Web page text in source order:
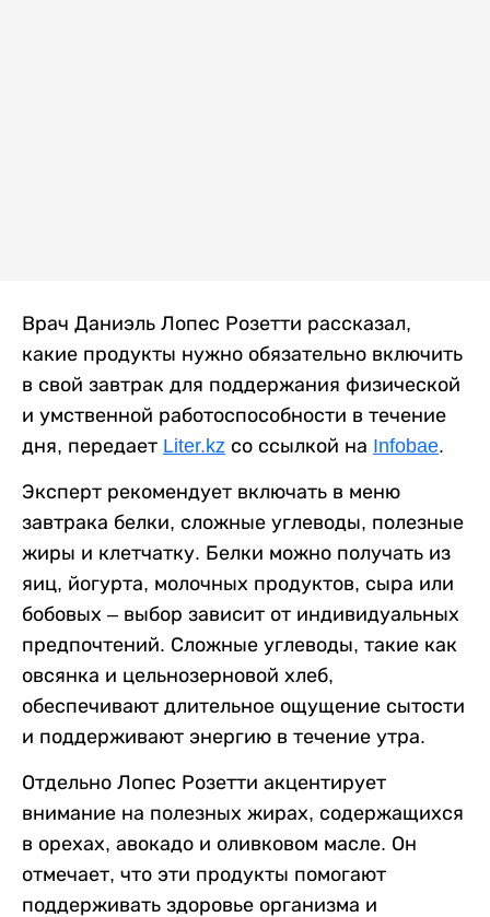
Врач Даниэль Лопес Розетти рассказал,
какие продукты нужно обязательно включить
в свой завтрак для поддержания физической
и умственной работоспособности в течение
дня, передает Liter.kz со ссылкой на Infobae.
Эксперт рекомендует включать в меню
завтрака белки, сложные углеводы, полезные
жиры и клетчатку. Белки можно получать из
яиц, йогурта, молочных продуктов, сыра или
бобовых – выбор зависит от индивидуальных
предпочтений. Сложные углеводы, такие как
овсянка и цельнозерновой хлеб,
обеспечивают длительное ощущение сытости
и поддерживают энергию в течение утра.
Отдельно Лопес Розетти акцентирует
внимание на полезных жирах, содержащихся
в орехах, авокадо и оливковом масле. Он
отмечает, что эти продукты помогают
поддерживать здоровье организма и